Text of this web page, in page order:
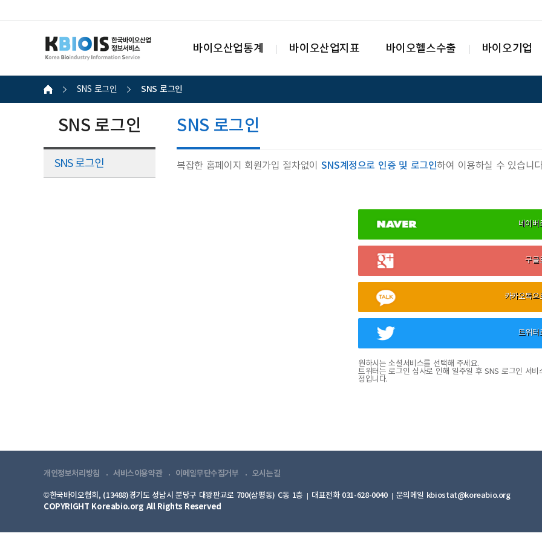
바이오산업통계 바이오산업지표 바이오헬스수출 바이오기업
SNS 로그인 SNS 로그인
SNS 로그인
SNS 로그인
SNS 로그인
복잡한 홈페이지 회원가입 절차없이 SNS계정으로 인증 및 로그인하여 이용하실 수 있습니
네이버
구글
카카오톡으
트위터
원하시는 소셜서비스를 선택해 주세요.
트위터는 로그인 심사로 인해 일주일 후 SNS 로그인 서비
정입니다.
개인정보처리방침 서비스이용약관 이메일무단수집거부 오시는길
©한국바이오협회, (13488)경기도 성남시 분당구 대왕판교로 700(삼평동) C동 1층 대표전화 031-628-0040
문의메일 kbiostat@koreabio.org
COPYRIGHT Koreabio.org All Rights Reserved